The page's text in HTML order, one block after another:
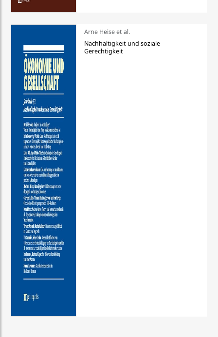
Arne Heise et al.
Nachhaltigkeit und soziale
Gerechtigkeit